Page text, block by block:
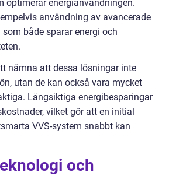
optimerar energianvändningen.
användning av avancerade
både sparar energi och
nämna att dessa lösningar inte
utan de kan också vara mycket
Långsiktiga energibesparingar
vilket gör att en initial
VVS-system snabbt kan
och